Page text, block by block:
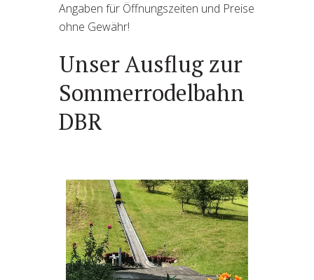
Angaben für Öffnungszeiten und Preise
ohne Gewähr!
Unser Ausflug zur
Sommerrodelbahn
DBR